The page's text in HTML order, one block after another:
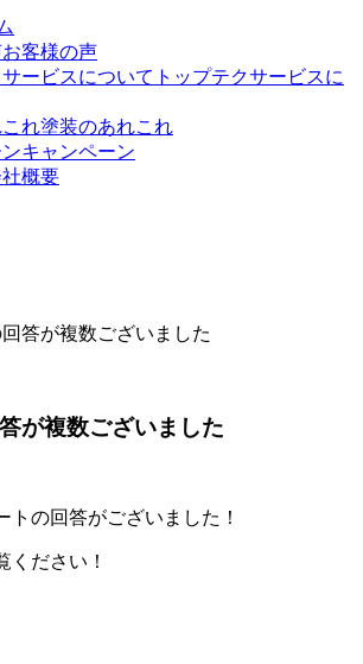
お客様の声
トップテクサービスに
塗装のあれこれ
キャンペーン
概要
答が複数ございました
が複数ございました
トの回答がございました！
ください！